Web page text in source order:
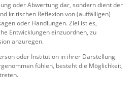
oder Abwertung dar, sondern dient der
kritischen Reflexion von (auffälligen)
oder Handlungen. Ziel ist es,
Entwicklungen einzuordnen, zu
anzuregen.
oder Institution in ihrer Darstellung
fühlen, besteht die Möglichkeit,